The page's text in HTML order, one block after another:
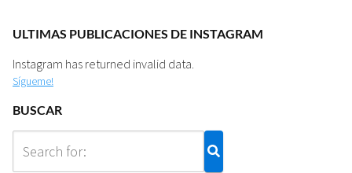
ULTIMAS PUBLICACIONES DE INSTAGRAM
Instagram has returned invalid data.
Sígueme!
BUSCAR